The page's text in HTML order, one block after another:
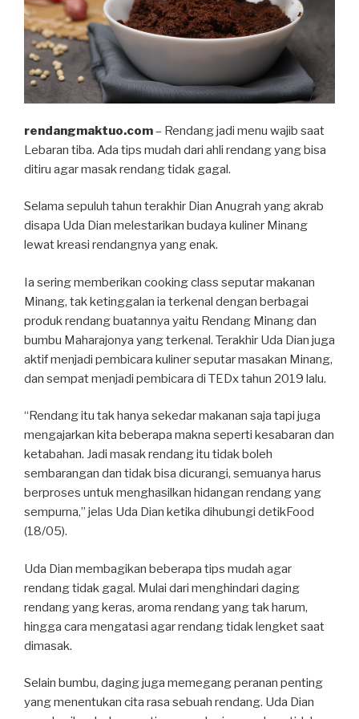
rendangmaktuo.com– Rendang jadi menu wajib saat
Lebaran tiba. Ada tips mudah dari ahli rendang yang bisa
ditiru agar masak rendang tidak gagal.
Selama sepuluh tahun terakhir Dian Anugrah yang akrab
disapa Uda Dian melestarikan budaya kuliner Minang
lewat kreasi rendangnya yang enak.
Ia sering memberikan cooking class seputar makanan
Minang, tak ketinggalan ia terkenal dengan berbagai
produk rendang buatannya yaitu Rendang Minang dan
bumbu Maharajonya yang terkenal. Terakhir Uda Dian juga
aktif menjadi pembicara kuliner seputar masakan Minang,
dan sempat menjadi pembicara di TEDx tahun 2019 lalu.
“Rendang itu tak hanya sekedar makanan saja tapi juga
mengajarkan kita beberapa makna seperti kesabaran dan
ketabahan. Jadi masak rendang itu tidak boleh
sembarangan dan tidak bisa dicurangi, semuanya harus
berproses untuk menghasilkan hidangan rendang yang
sempurna,” jelas Uda Dian ketika dihubungi detikFood
(18/05).
Uda Dian membagikan beberapa tips mudah agar
rendang tidak gagal. Mulai dari menghindari daging
rendang yang keras, aroma rendang yang tak harum,
hingga cara mengatasi agar rendang tidak lengket saat
dimasak.
Selain bumbu, daging juga memegang peranan penting
yang menentukan cita rasa sebuah rendang. Uda Dian